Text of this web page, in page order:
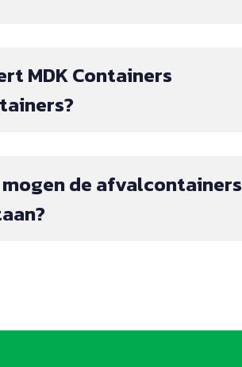
MDK Containers
de afvalcontainers